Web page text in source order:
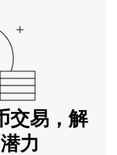
交易，解
力